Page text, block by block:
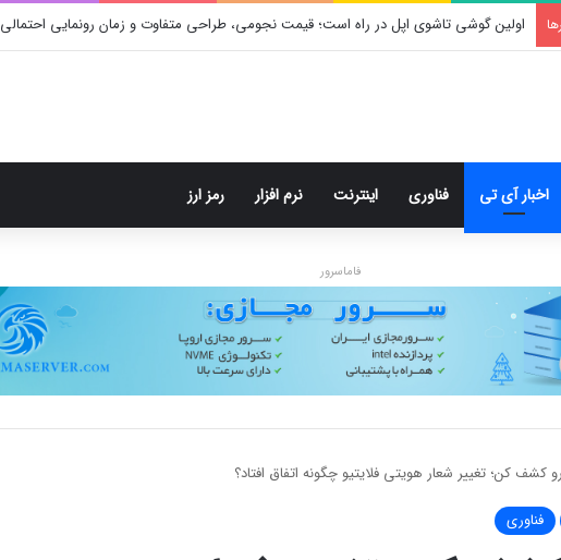
اولین گوشی تاشوی اپل در راه است؛ قیمت نجومی، طراحی متفاوت و زمان رونمایی احتمالی
اخبار آی تی فناوری اینترنت نرم افزار رمز ارز
فاماسرور
کشف کن؛ تغییر شعار هویتی فلایتیو چگونه اتفاق افتاد؟
فناوری